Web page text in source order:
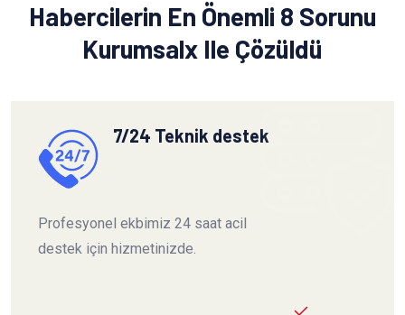
Habercilerin En Önemli 8 Sorunu
Kurumsalx Ile Çözüldü
7/24 Teknik destek
Profesyonel ekbimiz 24 saat acil
destek için hizmetinizde.